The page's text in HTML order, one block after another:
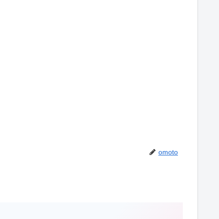
omoto